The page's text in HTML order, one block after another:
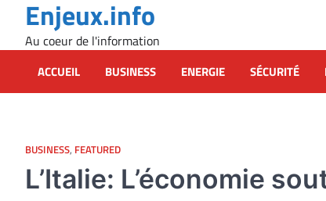
content
Enjeux.info
Au coeur de l'information
ACCUEIL BUSINESS ENERGIE SÉCURITÉ
BUSINESS, FEATURED
L’Italie: L’économie